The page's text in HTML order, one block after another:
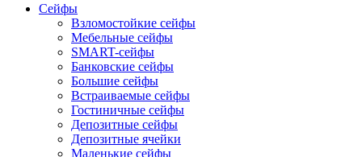
Сейфы
Взломостойкие сейфы
Мебельные сейфы
SMART-сейфы
Банковские сейфы
Большие сейфы
Встраиваемые сейфы
Гостиничные сейфы
Депозитные сейфы
Депозитные ячейки
Маленькие сейфы